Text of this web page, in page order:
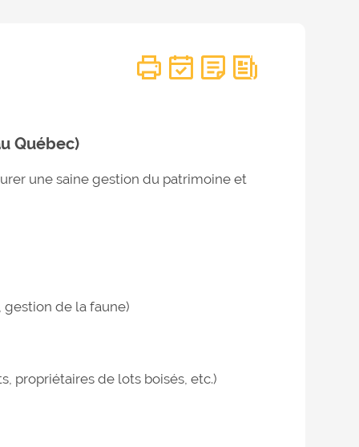
Québec)
une saine gestion du patrimoine et
gestion de la faune)
propriétaires de lots boisés, etc.)